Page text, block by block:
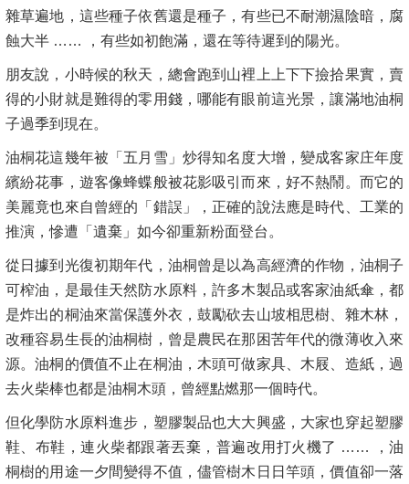
雜草遍地，這些種子依舊還是種子，有些已不耐潮濕陰暗，腐
蝕大半 …… ，有些如初飽滿，還在等待遲到的陽光。
朋友說，小時候的秋天，總會跑到山裡上上下下撿拾果實，賣
得的小財就是難得的零用錢，哪能有眼前這光景，讓滿地油桐
子過季到現在。
油桐花這幾年被「五月雪」炒得知名度大增，變成客家庄年度
繽紛花事，遊客像蜂蝶般被花影吸引而來，好不熱鬧。而它的
美麗竟也來自曾經的「錯誤」，正確的說法應是時代、工業的
推演，慘遭「遺棄」如今卻重新粉面登台。
從日據到光復初期年代，油桐曾是以為高經濟的作物，油桐子
可榨油，是最佳天然防水原料，許多木製品或客家油紙傘，都
是炸出的桐油來當保護外衣，鼓勵砍去山坡相思樹、雜木林，
改種容易生長的油桐樹，曾是農民在那困苦年代的微薄收入來
源。油桐的價值不止在桐油，木頭可做家具、木屐、造紙，過
去火柴棒也都是油桐木頭，曾經點燃那一個時代。
但化學防水原料進步，塑膠製品也大大興盛，大家也穿起塑膠
鞋、布鞋，連火柴都跟著丟棄，普遍改用打火機了 …… ，油
桐樹的用途一夕間變得不值，儘管樹木日日竿頭，價值卻一落